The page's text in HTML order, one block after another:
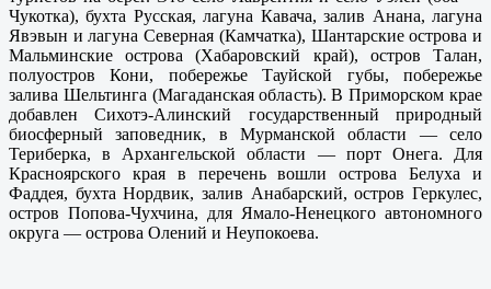
Чукотка), бухта Русская, лагуна Кавача, залив Анана, лагуна
Явэвын и лагуна Северная (Камчатка), Шантарские острова и
Мальминские острова (Хабаровский край), остров Талан,
полуостров Кони, побережье Тауйской губы, побережье
залива Шельтинга (Магаданская область). В Приморском крае
добавлен Сихотэ-Алинский государственный природный
биосферный заповедник, в Мурманской области — село
Териберка, в Архангельской области — порт Онега. Для
Красноярского края в перечень вошли острова Белуха и
Фаддея, бухта Нордвик, залив Анабарский, остров Геркулес,
остров Попова-Чухчина, для Ямало-Ненецкого автономного
округа — острова Олений и Неупокоева.